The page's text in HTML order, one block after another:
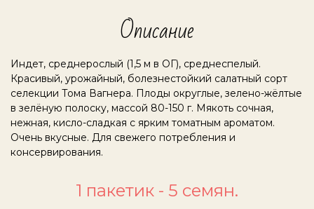
Описание
Индет, среднерослый (1,5 м в ОГ), среднеспелый.
Красивый, урожайный, болезнестойкий салатный сорт
селекции Тома Вагнера. Плоды округлые, зелено-жёлтые
в зелёную полоску, массой 80-150 г. Мякоть сочная,
нежная, кисло-сладкая с ярким томатным ароматом.
Очень вкусные. Для свежего потребления и
консервирования.
1 пакетик - 5 семян.